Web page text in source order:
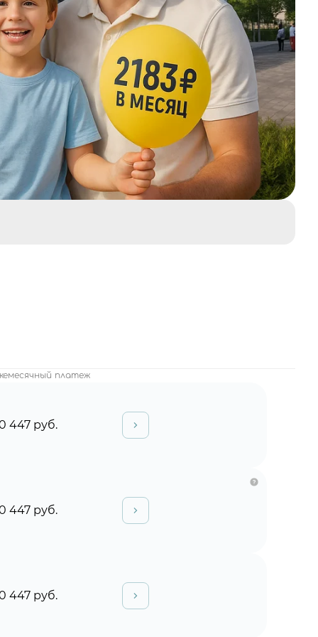
платеж
447 руб.
447 руб.
447 руб.